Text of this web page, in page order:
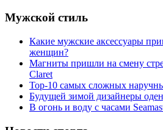
Мужской стиль
Какие мужские аксессуары
женщин?
Магниты пришли на смену
Claret
Top-10 самых сложных
Будущей зимой дизайнеры
В огонь и воду с часами